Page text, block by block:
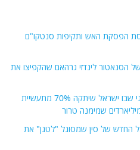
הפסקת האש ותקיפות סנטקו"ם
של הסנאטור לינדזי גרהאם שהקפיצו את
לא רק בסיסי טילים: השינוי האסטרטגי שבו ישראל שיתקה 70% מתעשיית
שמימנה טרור
החדש של סין שמסוגל "לטגן" את